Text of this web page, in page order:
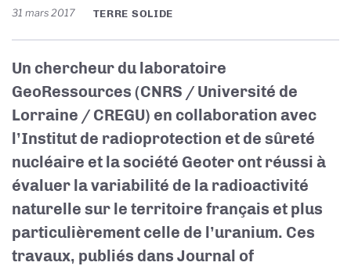
31 mars 2017 TERRE SOLIDE
Un chercheur du laboratoire
GeoRessources (CNRS / Université de
Lorraine / CREGU) en collaboration avec
l’Institut de radioprotection et de sûreté
nucléaire et la société Geoter ont réussi à
évaluer la variabilité de la radioactivité
naturelle sur le territoire français et plus
particulièrement celle de l’uranium. Ces
travaux, publiés dans Journal of